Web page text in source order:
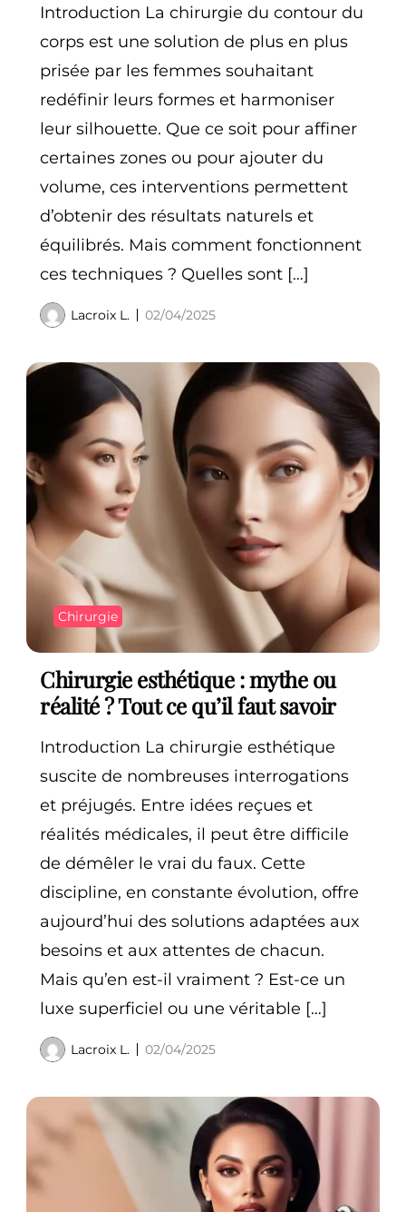
Introduction La chirurgie du contour du
corps est une solution de plus en plus
prisée par les femmes souhaitant
redéfinir leurs formes et harmoniser
leur silhouette. Que ce soit pour affiner
certaines zones ou pour ajouter du
volume, ces interventions permettent
d’obtenir des résultats naturels et
équilibrés. Mais comment fonctionnent
ces techniques ? Quelles sont […]
Lacroix L. 02/04/2025
Chirurgie
Chirurgie esthétique : mythe ou
réalité ? Tout ce qu’il faut savoir
Introduction La chirurgie esthétique
suscite de nombreuses interrogations
et préjugés. Entre idées reçues et
réalités médicales, il peut être difficile
de démêler le vrai du faux. Cette
discipline, en constante évolution, offre
aujourd’hui des solutions adaptées aux
besoins et aux attentes de chacun.
Mais qu’en est-il vraiment ? Est-ce un
luxe superficiel ou une véritable […]
Lacroix L. 02/04/2025